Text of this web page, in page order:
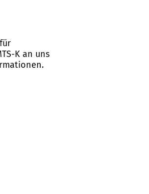
K an uns